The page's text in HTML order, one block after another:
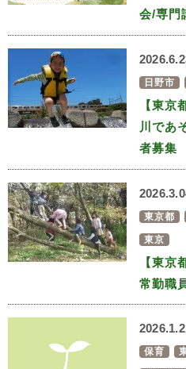
会/専門
日野市
【東京
川であ
者募集
東京都
東京
【東京
常勤職
保育